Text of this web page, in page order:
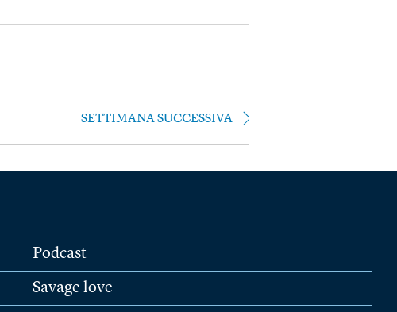
SETTIMANA SUCCESSIVA
Podcast
Savage love